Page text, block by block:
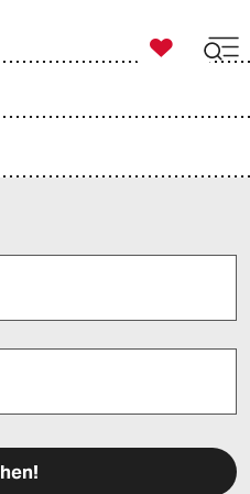

taz zahl ich